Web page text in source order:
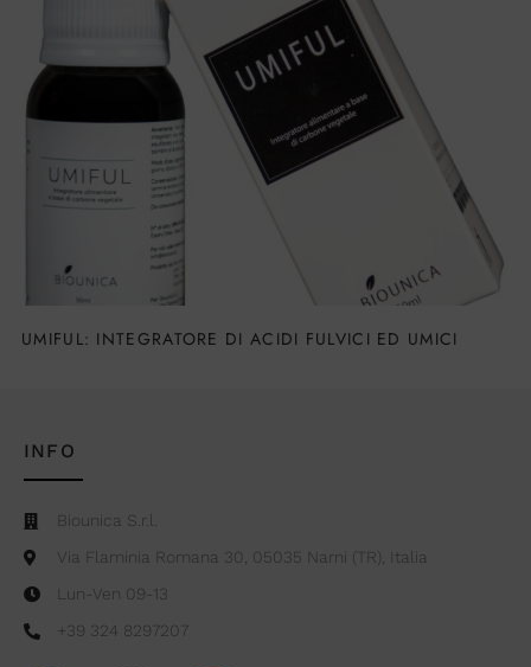
UMIFUL: INTEGRATORE DI ACIDI FULVICI ED UMICI
INFO
Biounica S.r.l.
Via Flaminia Romana 30, 05035 Narni (TR), Italia
Lun-Ven 09-13
+39 324 8297207